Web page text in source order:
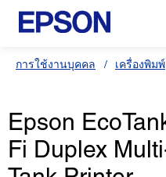
การใช้งานบุคคล เครื่องพิมพ์
Epson
Fi Duplex